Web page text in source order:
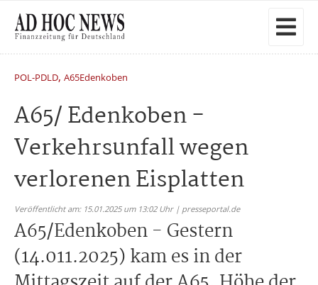
POL-PDLD, A65Edenkoben
A65/ Edenkoben -
Verkehrsunfall wegen
verlorenen Eisplatten
Veröffentlicht am: 15.01.2025 um 13:02 Uhr | presseportal.de
A65/Edenkoben - Gestern
(14.011.2025) kam es in der